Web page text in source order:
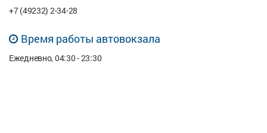
+7 (49232) 2-34-28
Время работы автовокзала
Ежедневно, 04:30 - 23:30